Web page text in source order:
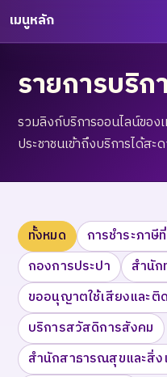
เมนูหลัก
รายการบริ
รวมลิงก์บริการออนไลน์ขอ
ประชาชนเข้าถึงบริการได้สะ
ทั้งหมด
การชำระภา
กองการประปา
สำนัก
ขออนุญาตใช้เสียงและติ
บริการสวัสดิการสังคม
สำนักสาธารณสุขและสิ่ง